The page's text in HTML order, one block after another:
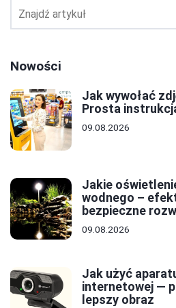
Nowości
Jak wywołać
Prosta
09.08.2026
Jakie
wodnego –
bezpieczne
09.08.2026
Jak użyć
internetowej —
lepszy obraz